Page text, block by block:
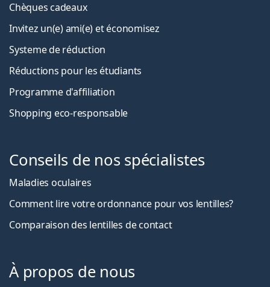
Chèques cadeaux
Invitez un(e) ami(e) et économisez
Systeme de réduction
Réductions pour les étudiants
Programme d'affiliation
Shopping eco-responsable
Conseils de nos spécialistes
Maladies oculaires
Comment lire votre ordonnance pour vos lentilles?
Comparaison des lentilles de contact
À propos de nous